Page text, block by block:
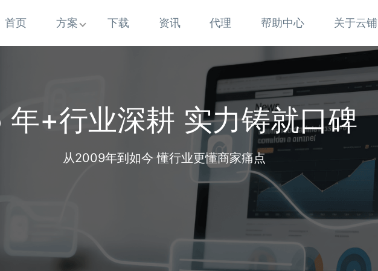
首页 方案 下载 资讯 代理 帮助中心 关于云铺
年+行业深耕 实力铸就口碑
从2009年到如今 懂行业更懂商家痛点